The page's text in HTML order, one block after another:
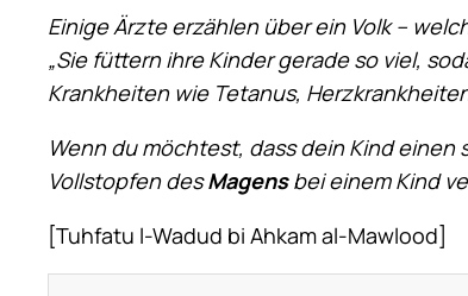
Einige Ärzte erzählen über ein Volk –
„Sie füttern ihre Kinder gerade so viel,
Krankheiten wie Tetanus,
Wenn du möchtest, dass dein Kind
Vollstopfen desMagensbei einem Kind
[Tuhfatu l-Wadud bi Ahkam al-Mawlood]